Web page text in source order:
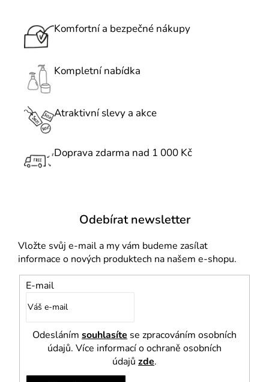
á
c
r
y
i
s
u
Komfortní a bezpečné nákupy
Kompletní nabídka
Atraktivní slevy a akce
Doprava zdarma nad 1 000 Kč
Odebírat newsletter
Vložte svůj e-mail a my vám budeme zasílat
informace o nových produktech na našem e-shopu.
E-mail
Odesláním souhlasíte se zpracováním osobních
údajů. Více informací o ochraně osobních
údajů zde.